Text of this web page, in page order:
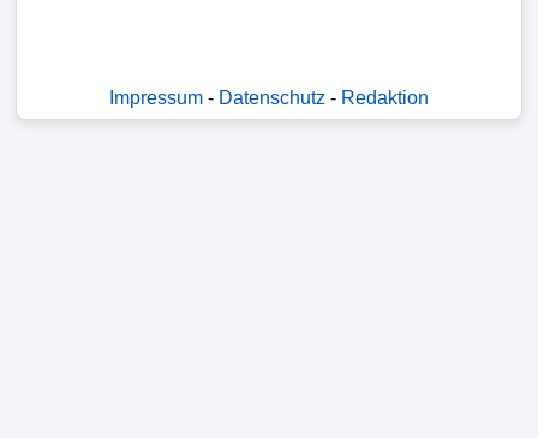
Impressum- Datenschutz - Redaktion